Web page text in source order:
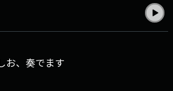
c8524951-7dc4-4ad1-aa4d-
ナーメール、ふつおたを募集しています！
で！Xでの感想は、#さとしおANNPでお願い
に関する質問」を送ってください。佐藤栞
ほかのご飯を食べます。メールの件名は「ほ
ニア！！佐藤栞里がいつかは行ってみたい
お、奏でます